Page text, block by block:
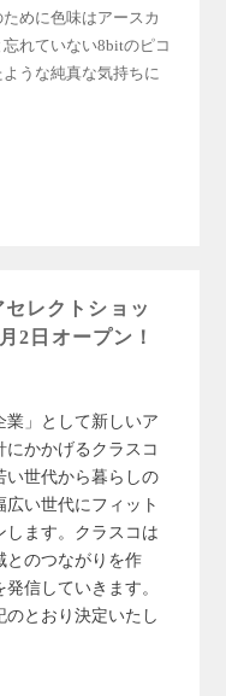
めに色味はアースカ
れていない8bitのピコ
うな純真な気持ちに
セレクトショッ
2日オープン！
業」として新しいア
かかげるクラスコ
い世代から暮らしの
い世代にフィット
します。クラスコは
とのつながりを作
信していきます。
のとおり決定いたし